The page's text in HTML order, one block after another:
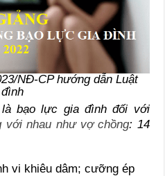
NĐ-CP hướng dẫn Luật
bạo lực gia đình đối với
với nhau như vợ chồng: 14
vi khiêu dâm; cưỡng ép